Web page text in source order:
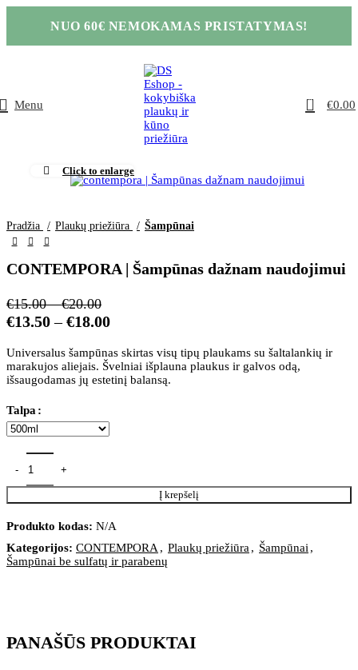
NUO 60€ NEMOKAMAS PRISTATYMAS!
Menu 0 €0.00
Click to enlarge
Pradžia Plaukų priežiūra Šampūnai
CONTEMPORA | Šampūnas dažnam naudojimui
€15.00 – €20.00
€13.50 – €18.00
Universalus šampūnas skirtas visų tipų plaukams su šaltalankių ir
marakujos aliejais. Švelniai išplauna plaukus ir galvos odą,
išsaugodamas jų estetinį balansą.
Talpa
Į krepšelį
Produkto kodas: N/A
Kategorijos: CONTEMPORA, Plaukų priežiūra, Šampūnai,
Šampūnai be sulfatų ir parabenų
PANAŠŪS PRODUKTAI